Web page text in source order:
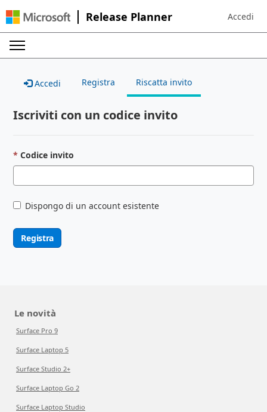
Release Planner Sign in to
Accedi
Accedi Registra Riscatta invito
Iscriviti con un codice invito
Codice invito
Dispongo di un account esistente
Registra
Le novità
Surface Pro 9
Surface Laptop 5
Surface Studio 2+
Surface Laptop Go 2
Surface Laptop Studio